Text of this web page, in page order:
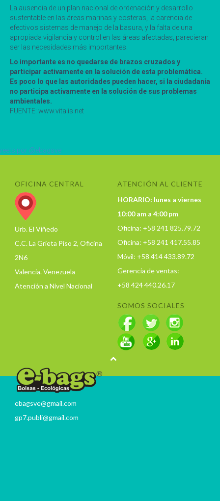
La ausencia de un plan nacional de ordenación y desarrollo
sustentable en las áreas marinas y costeras, la carencia de
efectivos sistemas de manejo de la basura, y la falta de una
apropiada vigilancia y control en las áreas afectadas, parecieran
ser las necesidades más importantes.
Lo importante es no quedarse de brazos cruzados y
participar activamente en la solución de esta problemática.
Es poco lo que las autoridades pueden hacer, si la ciudadanía
no participa activamente en la solución de sus problemas
ambientales.
FUENTE: www.vitalis.net
por @ebagsve
OFICINA CENTRAL
Urb. El Viñedo
C.C. La Grieta Piso 2, Oficina
2N6
Valencia. Venezuela
Atención a Nivel Nacional
ATENCIÓN AL CLIENTE
HORARIO: lunes a viernes
10:00 am a 4:00 pm
Oficina: +58 241 825.79.72
Oficina: +58 241 417.55.85
Móvil: +58 414 433.89.72
Gerencia de ventas:
+58 424 440.26.17
SOMOS SOCIALES
ebagsve@gmail.com
gp7.publi@gmail.com